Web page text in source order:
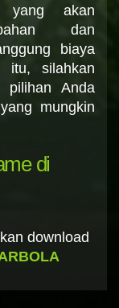
yang akan
dan
biaya
itu, silahkan
pilihan Anda
mungkin
di
download